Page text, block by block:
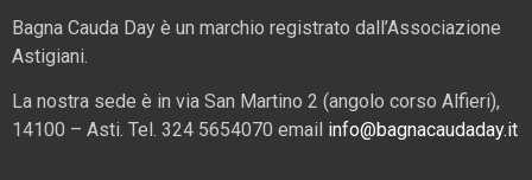
Bagna Cauda Day è un marchio registrato dall’Associazione
Astigiani.
La nostra sede è in via San Martino 2 (angolo corso Alfieri),
14100 – Asti. Tel. 324 5654070 email info@bagnacaudaday.it